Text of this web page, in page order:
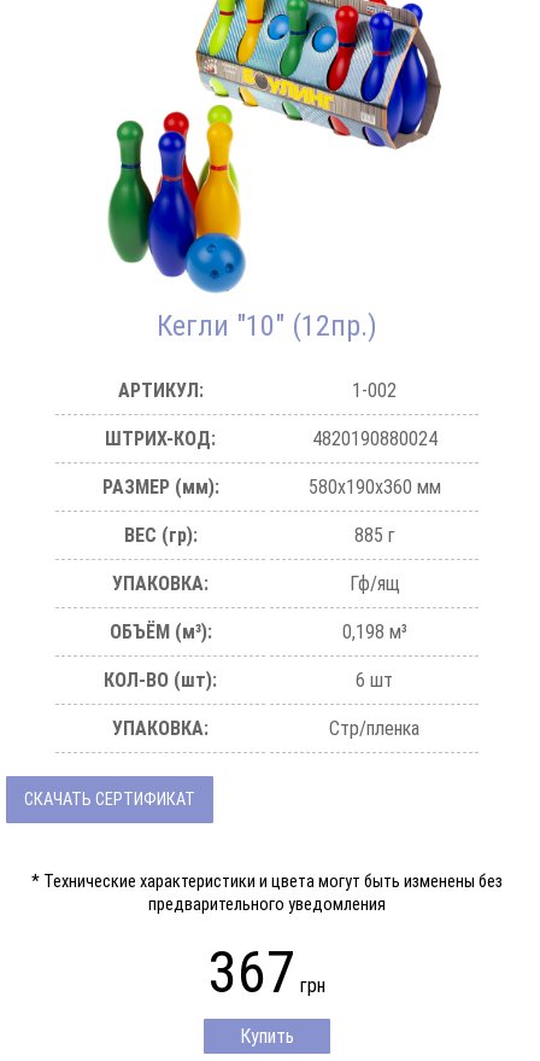
Кегли "10" (12пр.)
АРТИКУЛ: 1-002
ШТРИХ-КОД: 4820190880024
РАЗМЕР (мм): 580х190х360 мм
ВЕС (гр): 885 г
УПАКОВКА: Гф/ящ
ОБЪЁМ (м³): 0,198 м³
КОЛ-ВО (шт): 6 шт
УПАКОВКА: Стр/пленка
СКАЧАТЬ СЕРТИФИКАТ
* Технические характеристики и цвета могут быть изменены без
предварительного уведомления
367 грн
Купить